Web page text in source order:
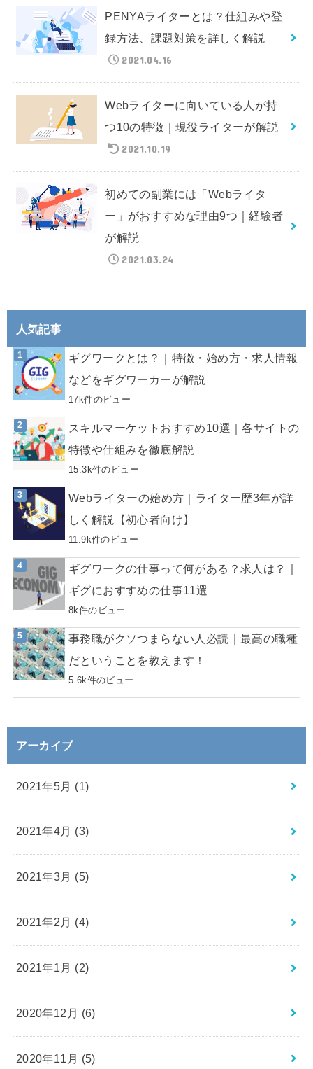
PENYAライターとは？仕組みや登
録方法、課題対策を詳しく解説
2021.04.16
Webライターに向いている人が持
つ10の特徴｜現役ライターが解説
2021.10.19
初めての副業には「Webライタ
ー」がおすすめな理由9つ｜経験者
が解説
2021.03.24
人気記事
ギグワークとは？｜特徴・始め方・求人情報
などをギグワーカーが解説
17k件のビュー
スキルマーケットおすすめ10選｜各サイトの
特徴や仕組みを徹底解説
15.3k件のビュー
Webライターの始め方｜ライター歴3年が詳
しく解説【初心者向け】
11.9k件のビュー
ギグワークの仕事って何がある？求人は？｜
ギグにおすすめの仕事11選
8k件のビュー
事務職がクソつまらない人必読｜最高の職種
だということを教えます！
5.6k件のビュー
アーカイブ
2021年5月 (1)
2021年4月 (3)
2021年3月 (5)
2021年2月 (4)
2021年1月 (2)
2020年12月 (6)
2020年11月 (5)